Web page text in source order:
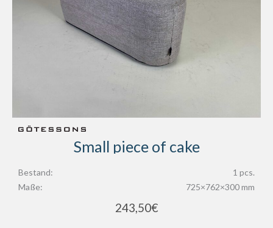
Small piece of cake
Bestand:
1 pcs.
Maße:
725×762×300 mm
243,50€